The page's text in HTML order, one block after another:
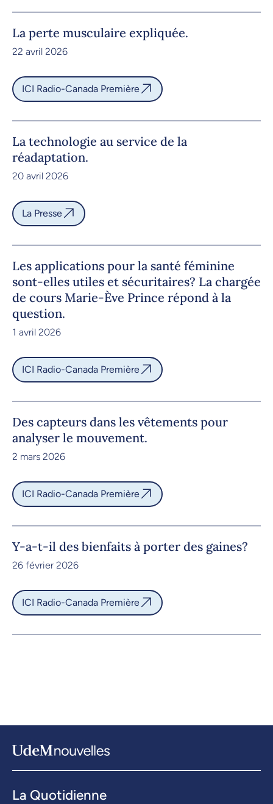
La perte musculaire expliquée.
22 avril 2026
ICI Radio-Canada Première
La technologie au service de la
réadaptation.
20 avril 2026
La Presse
Les applications pour la santé féminine
sont-elles utiles et sécuritaires? La chargée
de cours Marie-Ève Prince répond à la
question.
1 avril 2026
ICI Radio-Canada Première
Des capteurs dans les vêtements pour
analyser le mouvement.
2 mars 2026
ICI Radio-Canada Première
Y-a-t-il des bienfaits à porter des gaines?
26 février 2026
ICI Radio-Canada Première
La Quotidienne